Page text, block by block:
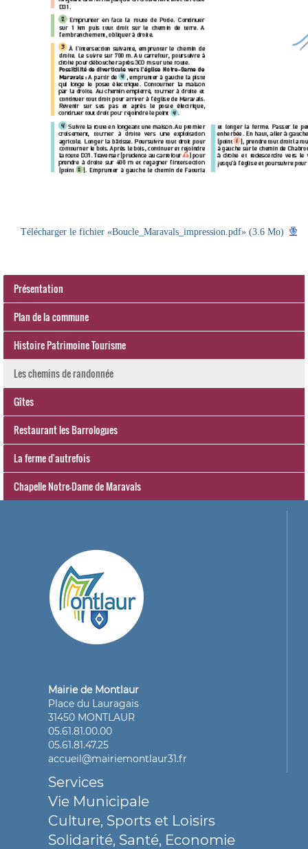
Télécharger le fichier «Boucle_Maravals_impression.pdf» (3.6 Mo)
Présentation
Plan de la commune
Histoire Patrimoine Tourisme
Les chemins de randonnée
Gîtes
Restaurant les Barrologues
La ferme d'autrefois
Chapelle Notre-Dame de Maravals
Mairie de Montlaur
Place du Lauragais
31450 MONTLAUR
05.61.81.00.00
05.61.81.47.25
accueil@mairiemontlaur31.fr
Services
Vie Municipale
Culture, Sports et Loisirs
Solidarité, Santé, Economie